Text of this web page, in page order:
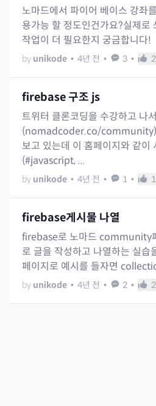
노마드에서 파이어 베이스 강좌
용가능 할 정도인건가요?실제로
작업이 더 필요한지 궁금합니다!
by unikode • 4년 전 • 3 • 2
firebase 구조 js
트위터 클론코딩을 수강하고 나
(nomadcoder.co/community)
보고 있는데 이 홈페이지와 같이
(#javascript, ...
by unikode • 4년 전 • 1 • 1
firebase게시물 나열
firebase로 노마드 community
로 글을 작성하고 나열하는 실습
페이지로 예시를 들자면
by unikode • 4년 전 • 2 • 2